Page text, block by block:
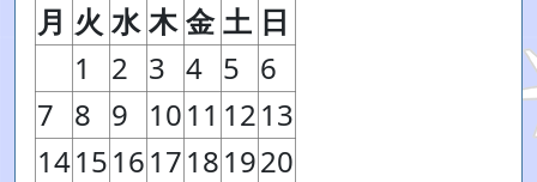
月 火 水 木 金 土 日
1
2 3 4 5 6
7 8 9 1011 1213
14151617181920